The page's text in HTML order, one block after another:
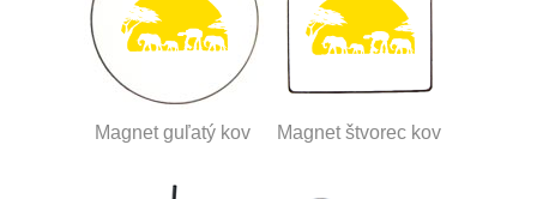
Magnet guľatý kov Magnet štvorec kov